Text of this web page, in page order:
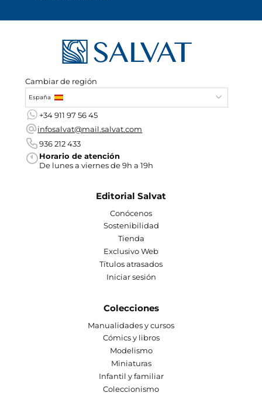
Cambiar de región
España
+34 911 97 56 45
infosalvat@mail.salvat.com
936 212 433
Horario de atención
De lunes a viernes de 9h a 19h
Editorial Salvat
Conócenos
Sostenibilidad
Tienda
Exclusivo Web
Títulos atrasados
Iniciar sesión
Colecciones
Manualidades y cursos
Cómics y libros
Modelismo
Miniaturas
Infantil y familiar
Coleccionismo